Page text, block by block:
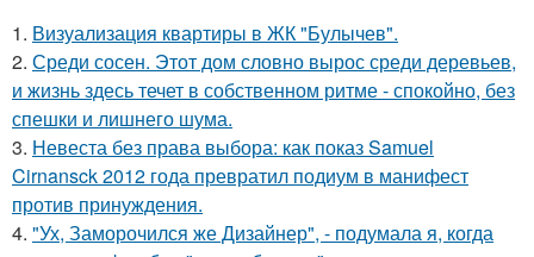
1. Визуализация квартиры в ЖК "Булычев".
2. Среди сосен. Этот дом словно вырос среди деревьев,
и жизнь здесь течет в собственном ритме - спокойно, без
спешки и лишнего шума.
3. Невеста без права выбора: как показ Samuel
Cirnansck 2012 года превратил подиум в манифест
против принуждения.
4. "Ух, Заморочился же Дизайнер", - подумала я, когда